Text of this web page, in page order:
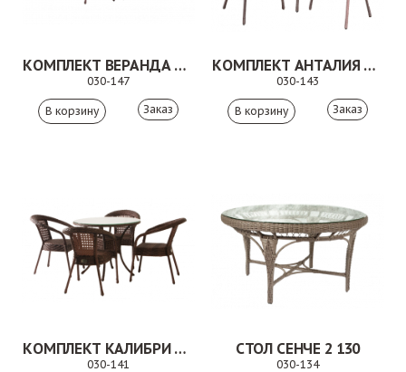
КОМПЛЕКТ ВЕРАНДА КОРИЧНЕВЫЙ
030-147
Заказ
КОМПЛЕКТ АНТАЛИЯ КОРИЧНЕВЫЙ
030-143
Заказ
КОМПЛЕКТ КАЛИБРИ КОРИЧНЕВЫЙ
030-141
СТОЛ СЕНЧЕ 2 130
030-134